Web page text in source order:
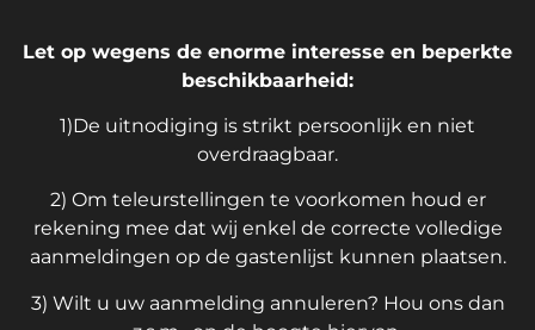
Let op wegens de enorme interesse en beperkte
beschikbaarheid:
1)De uitnodiging is strikt persoonlijk en niet
overdraagbaar.
2) Om teleurstellingen te voorkomen houd er
rekening mee dat wij enkel de correcte volledige
aanmeldingen op de gastenlijst kunnen plaatsen.
3) Wilt u uw aanmelding annuleren? Hou ons dan